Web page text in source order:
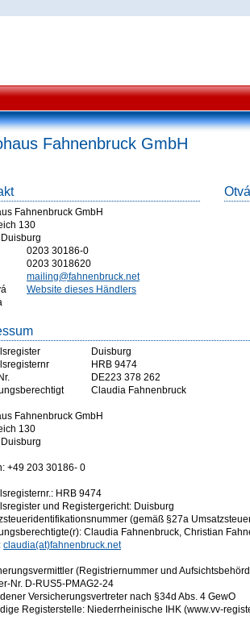
Fahnenbruck GmbH
Fahnenbruck GmbH
130
0203 30186-0
0203 3018620
mailing@fahnenbruck.net
Website dieses Händlers
Duisburg
HRB 9474
DE223 378 262
Claudia Fahnenbruck
Fahnenbruck GmbH
130
+49 203 30186- 0
HRB 9474
und Registergericht: Duisburg
(gemäß §27a
Claudia Fahnenbruck, Christian
claudia(at)fahnenbruck.net
(Registriernummer und
Nr. D-RUS5-PMAG2-24
Versicherungsvertreter nach §34d Abs. 4 GewO
Registerstelle: Niederrheinische IHK (www.vv-